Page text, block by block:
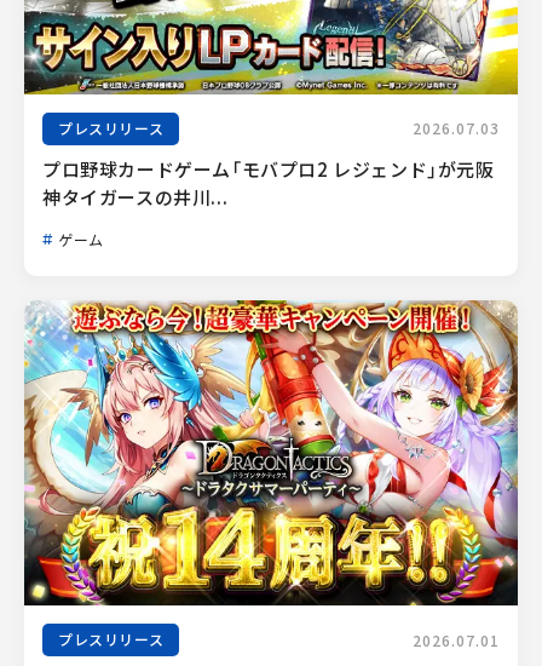
プレスリリース 2026.07.03
プロ野球カードゲーム「モバプロ2 レジェンド」が元阪
神タイガースの井川...
ゲーム
プレスリリース 2026.07.01